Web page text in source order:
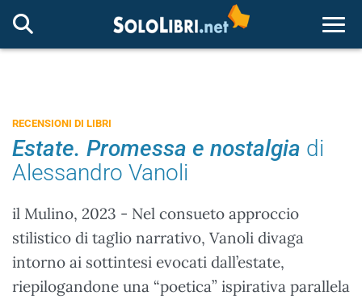
RECENSIONI DI LIBRI
Estate. Promessa e nostalgia di
Alessandro Vanoli
il Mulino, 2023 - Nel consueto approccio
stilistico di taglio narrativo, Vanoli divaga
intorno ai sottintesi evocati dall’estate,
riepilogandone una “poetica” ispirativa parallela